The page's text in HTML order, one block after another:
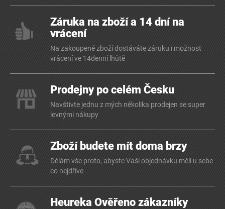
Záruka na zboží a 14 dní na
vrácení
Na zakoupené zboží dostáváte záruku i možnost
vrácení ve 14denní lhůtě
Prodejny po celém Česku
Navštivte jednu z mých několika prodejen se super
levnými nákupy
Zboží budete mít doma brzy
Dělám vše proto, abyste Vaši objednávku měli u sebe
co nejdříve
Heureka Ověřeno zákazníky